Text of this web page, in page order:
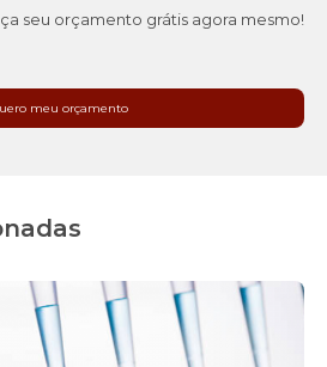
seu orçamento grátis agora mesmo!
meu orçamento